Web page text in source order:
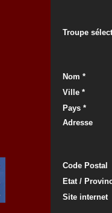
Troupe
Nom *
Ville *
Pays *
Adresse
Code Postal
Etat /
Site internet